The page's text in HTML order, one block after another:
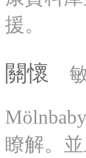
援。
關懷
瞭解。